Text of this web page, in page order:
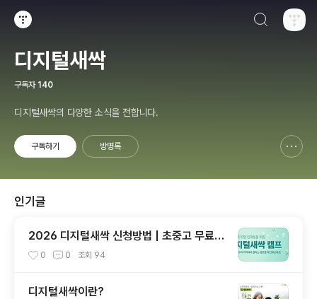
디지털새싹
구독자 140
디지털새싹의 다양한 소식을 전합니다.
구독하기 방명록
인기글
2026 디지털새싹 신청방법 | 초중고 무료 A
I·SW 교육 프로그램
0 0 조회 94
디지털새싹이란?